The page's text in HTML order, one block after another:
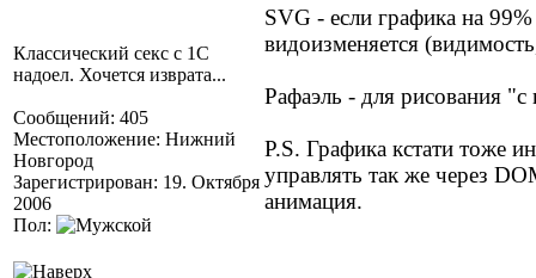
Классический секс с 1С
надоел. Хочется изврата...
Сообщений: 405
Местоположение: Нижний
Новгород
Зарегистрирован: 19. Октября
2006
Пол:
SVG - если графика на
видоизменяется
Рафаэль - для рисования
P.S. Графика кстати тоже
управлять так же через
анимация.